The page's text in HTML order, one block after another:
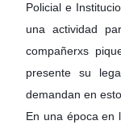
Policial e
una actividad
compañerxs
presente su
demandan en
En una época en